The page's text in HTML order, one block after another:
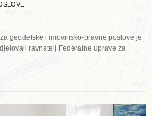
geodetske i imovinsko-pravne poslove je
ravnatelj Federalne uprave za